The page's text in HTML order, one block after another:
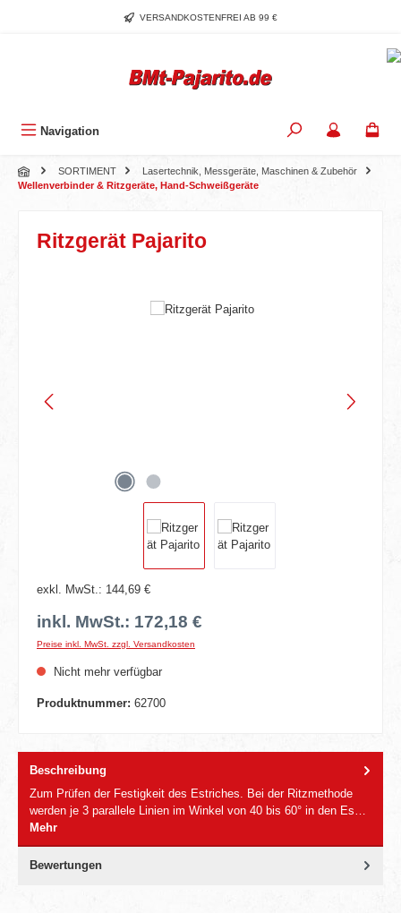
Zum Hauptinhalt springenVERSANDKOSTENFREI AB 99 €
Navigation
SORTIMENT
Lasertechnik, Messgeräte, Maschinen & Zubehör
Wellenverbinder & Ritzgeräte, Hand-Schweißgeräte
Ritzgerät Pajarito
Bildergalerie überspringen
exkl. MwSt.: 144,69 €
inkl. MwSt.: 172,18 €
Preise inkl. MwSt. zzgl. Versandkosten
Nicht mehr verfügbar
Produktnummer: 62700
Beschreibung
Zum Prüfen der Festigkeit des Estriches. Bei der Ritzmethode
werden je 3 parallele Linien im Winkel von 40 bis 60° in den Es…
Mehr
Bewertungen